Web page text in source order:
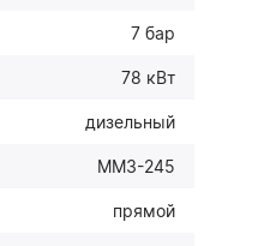
7 бар
78 кВт
дизельный
ММЗ-245
прямой